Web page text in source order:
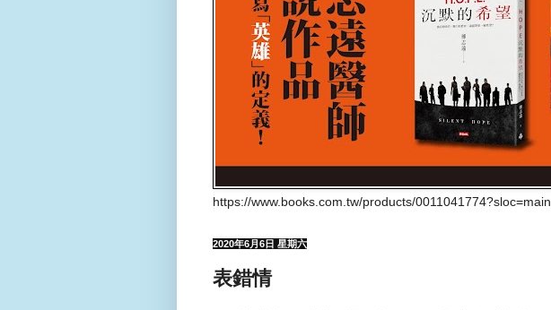
https://www.books.com.tw/products/0011041774?sloc=main
2020年6月6日 星期六
表錯情